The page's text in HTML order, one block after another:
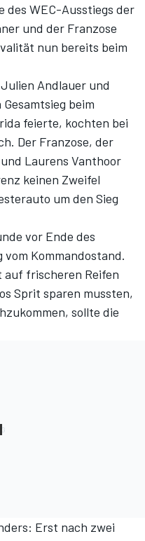
des WEC-Ausstiegs der
und der Franzose
nun bereits beim
Andlauer und
beim
feierte, kochten bei
Der Franzose, der
Laurens Vanthoor
keinen Zweifel
um den Sieg
vor Ende des
vom Kommandostand.
auf frischeren Reifen
Sprit sparen mussten,
sollte die
Erst nach zwei